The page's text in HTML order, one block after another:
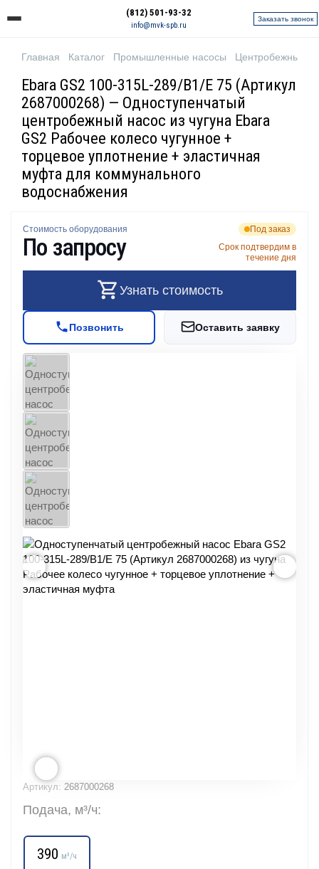
(812) 501-93-32
info@mvk-spb.ru
Заказать звонок
Главная Каталог Промышленные насосы Центробежные
Ebara GS2 100-315L-289/B1/E 75 (Артикул
2687000268) — Одноступенчатый
центробежный насос из чугуна Ebara
GS2 Рабочее колесо чугунное +
торцевое уплотнение + эластичная
муфта для коммунального
водоснабжения
Артикул: 2687000268
Подача, м³/ч:
390 м³/ч
Стоимость оборудования
По запросу
Под заказ
Срок подтвердим в
течение дня
Узнать стоимость
Позвонить Оставить заявку